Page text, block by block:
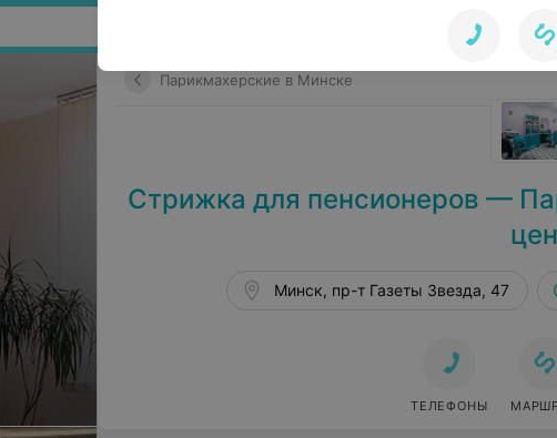
Парикмахерские в Минске
Стрижка для пенсионеров —
Минск, пр-т Газеты Звезда, 47
ТЕЛЕФОНЫ